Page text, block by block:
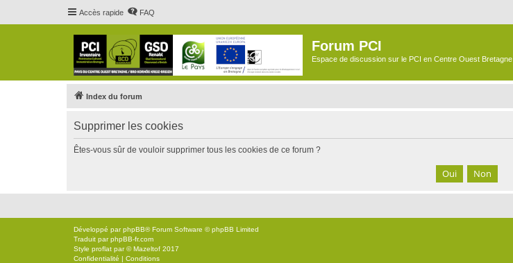
Accès rapide FAQ
Forum PCI
Espace de discussion sur le PCI en Centre Ouest Bretagne
Index du forum
Supprimer les cookies
Êtes-vous sûr de vouloir supprimer tous les cookies de ce forum ?
Développé parphpBB® Forum Software © phpBB Limited
Traduit parphpBB-fr.com
Style proflat par ©Mazeltof 2017
Confidentialité | Conditions